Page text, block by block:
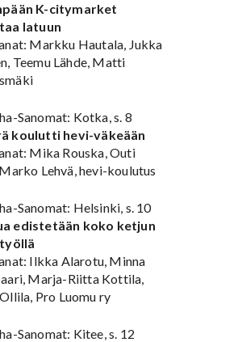
K-citymarket
latuun
Markku Hautala, Jukka
Teemu Lähde, Matti
Sanomat: Kotka, s. 8
koulutti hevi-väkeään
Mika Rouska, Outi
Lehvä, hevi-koulutus
Sanomat: Helsinki, s. 10
edistetään koko ketjun
Ilkka Alarotu, Minna
Marja-Riitta Kottila,
Pro Luomu ry
Sanomat: Kitee, s. 12